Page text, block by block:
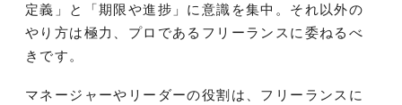
定義」と「期限や進捗」に意識を集中。それ以外の
やり方は極力、プロであるフリーランスに委ねるべ
きです。
マネージャーやリーダーの役割は、フリーランスに